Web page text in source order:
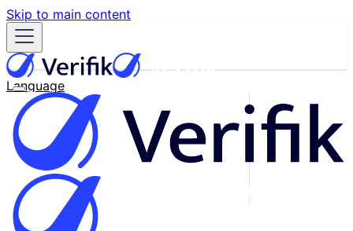
Skip to main content
Language
English
Español
Français
Português
한국어
日本語
中文